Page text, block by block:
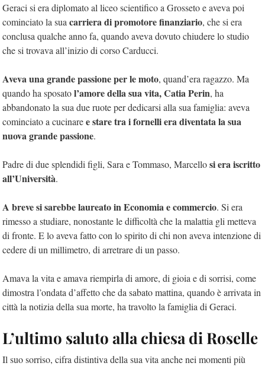
Geraci si era diplomato al liceo scientifico a Grosseto e aveva poi
cominciato la sua carriera di promotore finanziario, che si era
conclusa qualche anno fa, quando aveva dovuto chiudere lo studio
che si trovava all’inizio di corso Carducci.
Aveva una grande passione per le moto, quand’era ragazzo. Ma
quando ha sposatol’amore della sua vita, Catia Perin, ha
abbandonato la sua due ruote per dedicarsi alla sua famiglia: aveva
cominciato a cucinaree stare tra i fornelli era diventata la sua
nuova grande passione.
Padre di due splendidi figli, Sara e Tommaso, Marcellosi era iscritto
all’Università.
A breve si sarebbe laureato in Economia e commercio. Si era
rimesso a studiare, nonostante le difficoltà che la malattia gli metteva
di fronte. E lo aveva fatto con lo spirito di chi non aveva intenzione di
cedere di un millimetro, di arretrare di un passo.
Amava la vita e amava riempirla di amore, di gioia e di sorrisi, come
dimostra l’ondata d’affetto che da sabato mattina, quando è arrivata in
città la notizia della sua morte, ha travolto la famiglia di Geraci.
L’ultimo saluto alla chiesa di Roselle
Il suo sorriso, cifra distintiva della sua vita anche nei momenti più